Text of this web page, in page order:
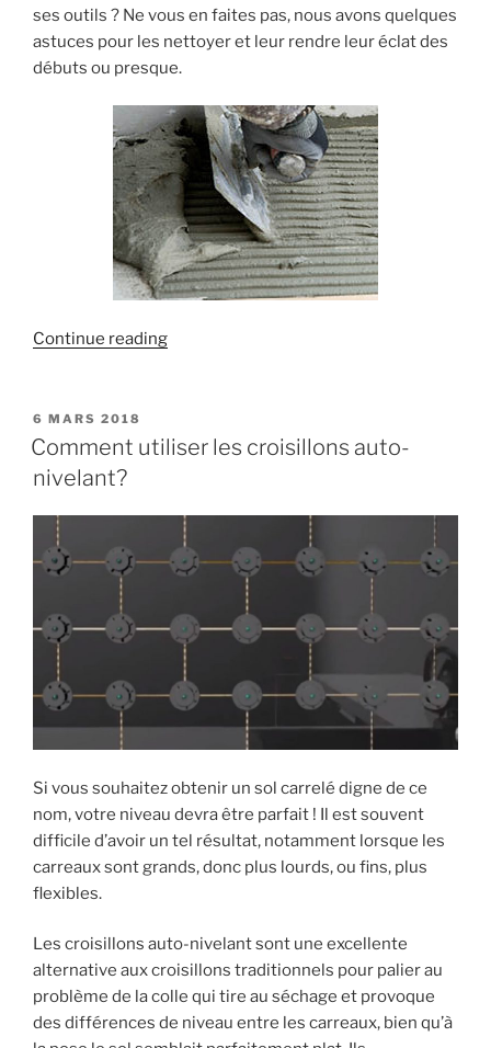
ses outils ? Ne vous en faites pas, nous avons quelques
astuces pour les nettoyer et leur rendre leur éclat des
débuts ou presque.
Continue reading« Comment
de
de
la
colle
vos
outils ? »
POSTED
ON
6 MARS 2018
Comment utiliser les croisillons auto-
nivelant?
Si vous souhaitez obtenir un sol carrelé digne de ce
nom, votre niveau devra être parfait ! Il est souvent
difficile d’avoir un tel résultat, notamment lorsque les
carreaux sont grands, donc plus lourds, ou fins, plus
flexibles.
Les croisillons auto-nivelant sont une excellente
alternative aux croisillons traditionnels pour palier au
problème de la colle qui tire au séchage et provoque
des différences de niveau entre les carreaux, bien qu’à